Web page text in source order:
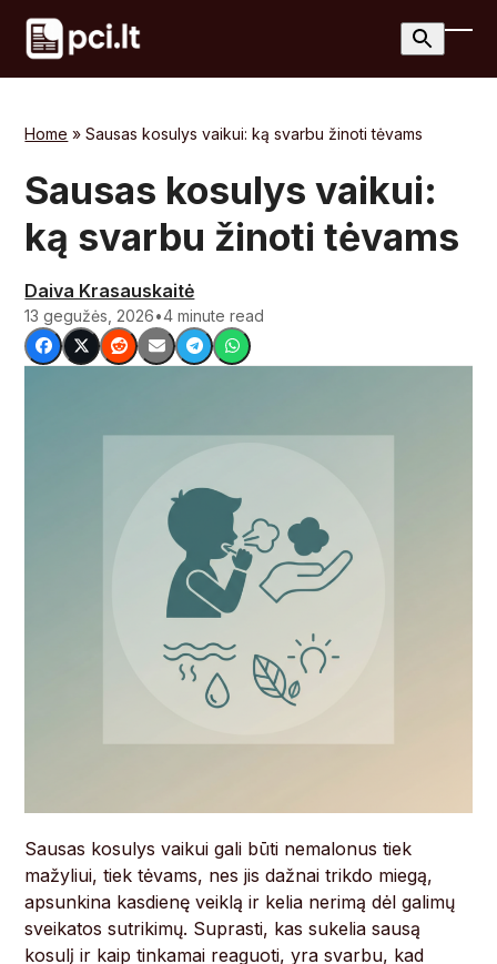
Skip
content
Home »Sausas kosulys vaikui: ką svarbu žinoti tėvams
Sausas kosulys vaikui:
ką svarbu žinoti tėvams
Daiva Krasauskaitė
13 gegužės, 2026•4 minute read
Sausas kosulys vaikui gali būti nemalonus tiek
mažyliui, tiek tėvams, nes jis dažnai trikdo miegą,
apsunkina kasdienę veiklą ir kelia nerimą dėl galimų
sveikatos sutrikimų. Suprasti, kas sukelia sausą
kosulį ir kaip tinkamai reaguoti, yra svarbu, kad